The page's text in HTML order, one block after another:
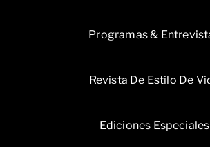
Programas &
Revista De Estilo De
Ediciones Especiales